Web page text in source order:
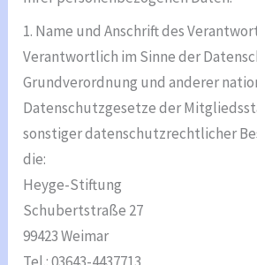
1. Name und Anschrift des
Verantwortlich im Sinne der
Grundverordnung und anderer
Datenschutzgesetze der
sonstiger datenschutzrechtlicher
die:
Heyge-Stiftung
Schubertstraße 27
99423 Weimar